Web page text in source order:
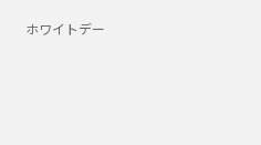
ホワイトデー